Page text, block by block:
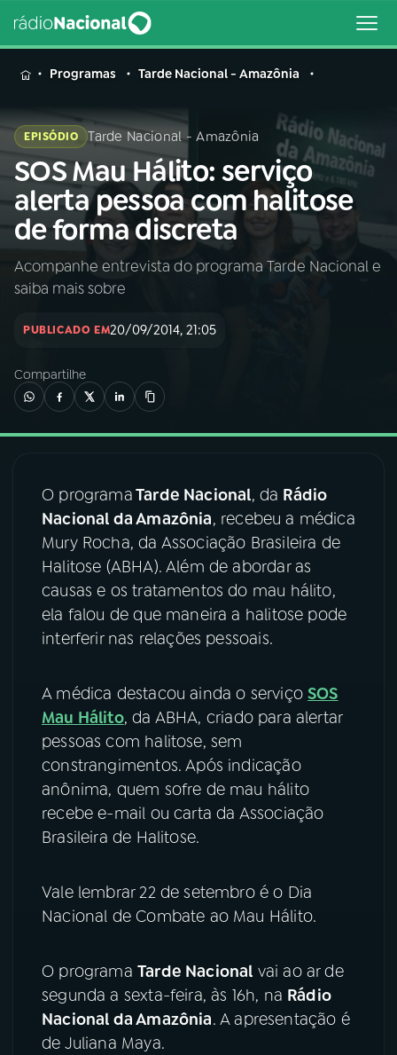
MENU
Buscar
na
Rádio
Nacional
Buscar
AO VIVO
INÍCIO
02A RÁDIO
03PROGRAMAÇÃO
04PROGRAMAS
PODCASTS
06VIDEOCASTS
FESTIVAL DE MÚSICA
ACOMPANHE A RÁDIO NACIONAL
YouTube
TikTok
Programas Tarde Nacional - Amazônia
EPISÓDIO Tarde Nacional - Amazônia
SOS Mau Hálito: serviço
alerta pessoa com halitose
de forma discreta
Acompanhe entrevista do programa Tarde Nacional e
saiba mais sobre
PUBLICADO EM20/09/2014, 21:05
Compartilhe
O programaTarde Nacional, da Rádio
Nacional da Amazônia, recebeu a médica
Mury Rocha, da Associação Brasileira de
Halitose (ABHA). Além de abordar as
causas e os tratamentos do mau hálito,
ela falou de que maneira a halitose pode
interferir nas relações pessoais.
A médica destacou ainda o serviçoSOS
Mau Hálito, da ABHA, criado para alertar
pessoas com halitose, sem
constrangimentos. Após indicação
anônima, quem sofre de mau hálito
recebe e-mail ou carta da Associação
Brasileira de Halitose.
Vale lembrar 22 de setembro é o Dia
Nacional de Combate ao Mau Hálito.
O programa Tarde Nacional vai ao ar de
segunda a sexta-feira, às 16h, na Rádio
Nacional da Amazônia. A apresentação é
de Juliana Maya.